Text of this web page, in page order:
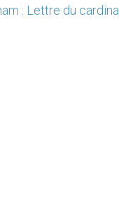
: Lettre du